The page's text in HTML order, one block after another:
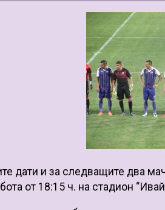
дати и за следващите два
от 18:15 ч. на стадион